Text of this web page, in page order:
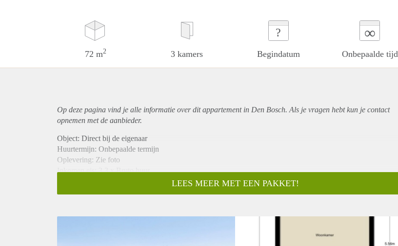
72 m2 3 kamers
?
Begindatum
∞
Onbepaalde tijd
Op deze pagina vind je alle informatie over ditappartementin Den Bosch. Als je vragen hebt kun je contact
opnemen met de aanbieder.
Object: Direct bij de eigenaar
Huurtermijn: Onbepaalde termijn
Oplevering: Zie foto
Inkomen eis: 3,3 x Bruto huur
Borg: 1 Maand
LEES MEER MET EEN PAKKET!